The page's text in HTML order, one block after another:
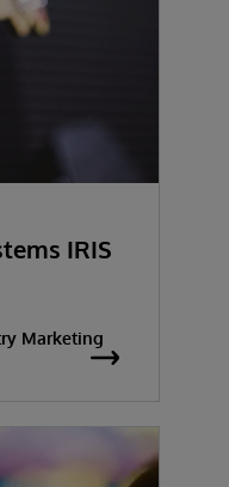
IRIS
Marketing